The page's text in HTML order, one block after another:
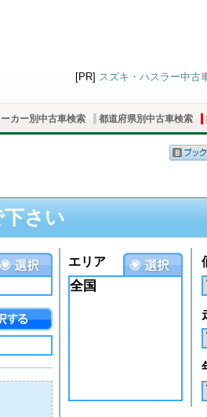
[PR] スズキ・ハスラー中古
カー別中古車検索 都道府県別中古車検索
さい
エリア
全国